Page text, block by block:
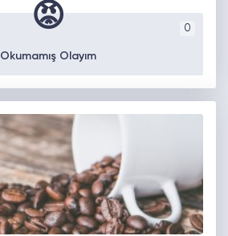
0
😡
Okumamış Olayım